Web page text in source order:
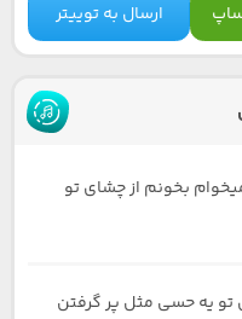
ارسال به توییتر
بخونم از چشای تو
تو یه حسی مثل پر گرفتن